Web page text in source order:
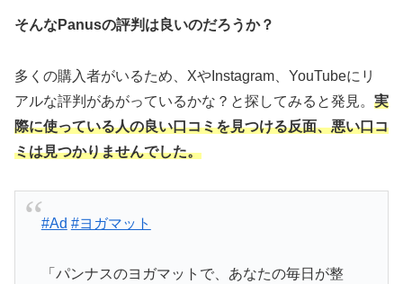
そんなPanusの評判は良いのだろうか？
多くの購入者がいるため、XやInstagram、YouTubeにリ
アルな評判があがっているかな？と探してみると発見。 実
際に使っている人の良い口コミを見つける反面、悪い口コ
ミは見つかりませんでした。
#Ad #ヨガマット
「パンナスのヨガマットで、あなたの毎日が整